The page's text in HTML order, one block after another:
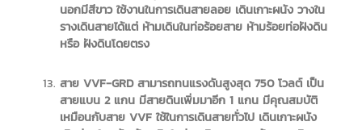
นอกมีสีขาว ใช้งานในการเดินสายลอย เดินเกาะผนัง วางใน
รางเดินสายได้แต่ ห้ามเดินในท่อร้อยสาย ห้ามร้อยท่อฝังดิน
หรือ ฝังดินโดยตรง
สาย VVF-GRD สามารถทนแรงดันสูงสุด 750 โวลต์ เป็น
สายแบน 2 แกน มีสายดินเพิ่มมาอีก 1 แกน มีคุณสมบัติ
เหมือนกับสาย VVF ใช้ในการเดินสายทั่วไป เดินเกาะผนัง